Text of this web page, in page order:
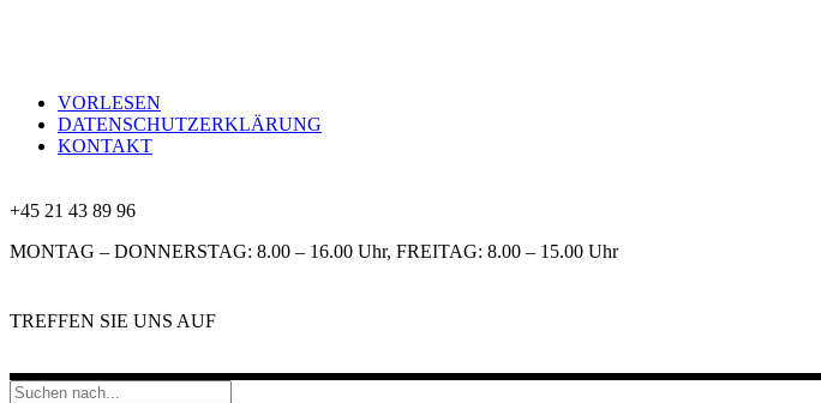
VORLESEN
DATENSCHUTZERKLÄRUNG
KONTAKT
+45 21 43 89 96
MONTAG – DONNERSTAG: 8.00 – 16.00 Uhr, FREITAG: 8.00 – 15.00 Uhr
TREFFEN SIE UNS AUF